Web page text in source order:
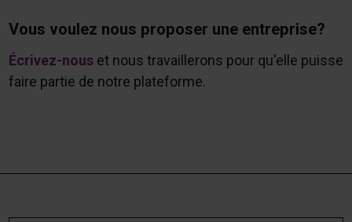
Vous voulez nous proposer une entreprise?
Écrivez-nouset nous travaillerons pour qu'elle puisse
faire partie de notre plateforme.